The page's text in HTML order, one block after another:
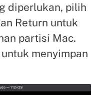
diperlukan, pilih
Return untuk
partisi Mac.
menyimpan